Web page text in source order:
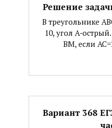
Решение
В треугольнике
10, угол
ВМ, если
Вариант 368